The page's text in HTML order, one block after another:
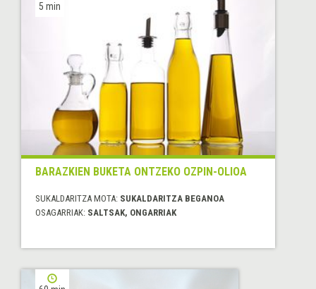
5 min
BARAZKIEN BUKETA ONTZEKO OZPIN-OLIOA
SUKALDARITZA MOTA: SUKALDARITZA BEGANOA
OSAGARRIAK: SALTSAK, ONGARRIAK